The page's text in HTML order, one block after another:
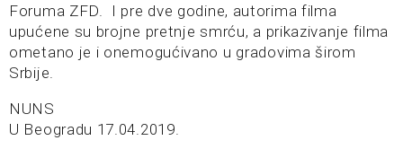
Foruma ZFD. I pre dve godine, autorima filma
upućene su brojne pretnje smrću, a prikazivanje filma
ometano je i onemogućivano u gradovima širom
Srbije.
NUNS
U Beogradu 17.04.2019.